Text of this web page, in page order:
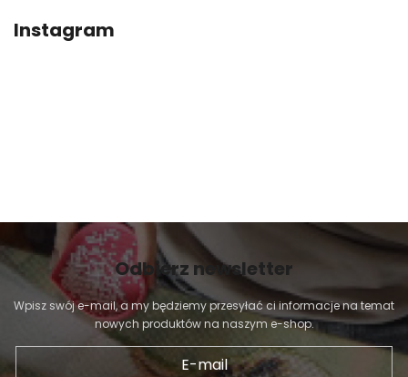
Instagram
Odbierz newsletter
Wpisz swój e-mail, a my będziemy przesyłać ci informacje na temat
nowych produktów na naszym e-shop.
E-mail